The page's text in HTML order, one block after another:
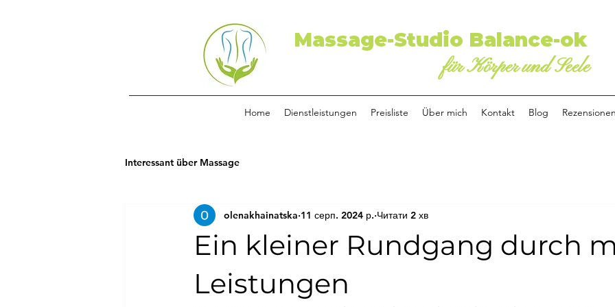
Massage-Studio Balance-ok
für Körper und Seele
Home Dienstleistungen Preisliste Über mich Kontakt Blog Rezensionen
Interessant über Massage
Ein kleiner Rundgang durch
Leistungen
olenakhainatska 11 серп. 2024 р. Читати 2 хв